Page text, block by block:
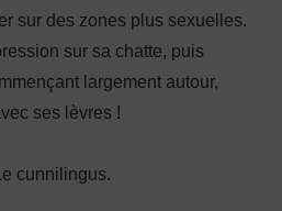
sur des zones plus sexuelles.
sur sa chatte, puis
largement autour,
ses lèvres !
cunnilingus.